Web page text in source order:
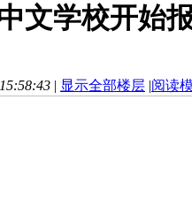
文学校开始
| 显示全部楼层 |阅读